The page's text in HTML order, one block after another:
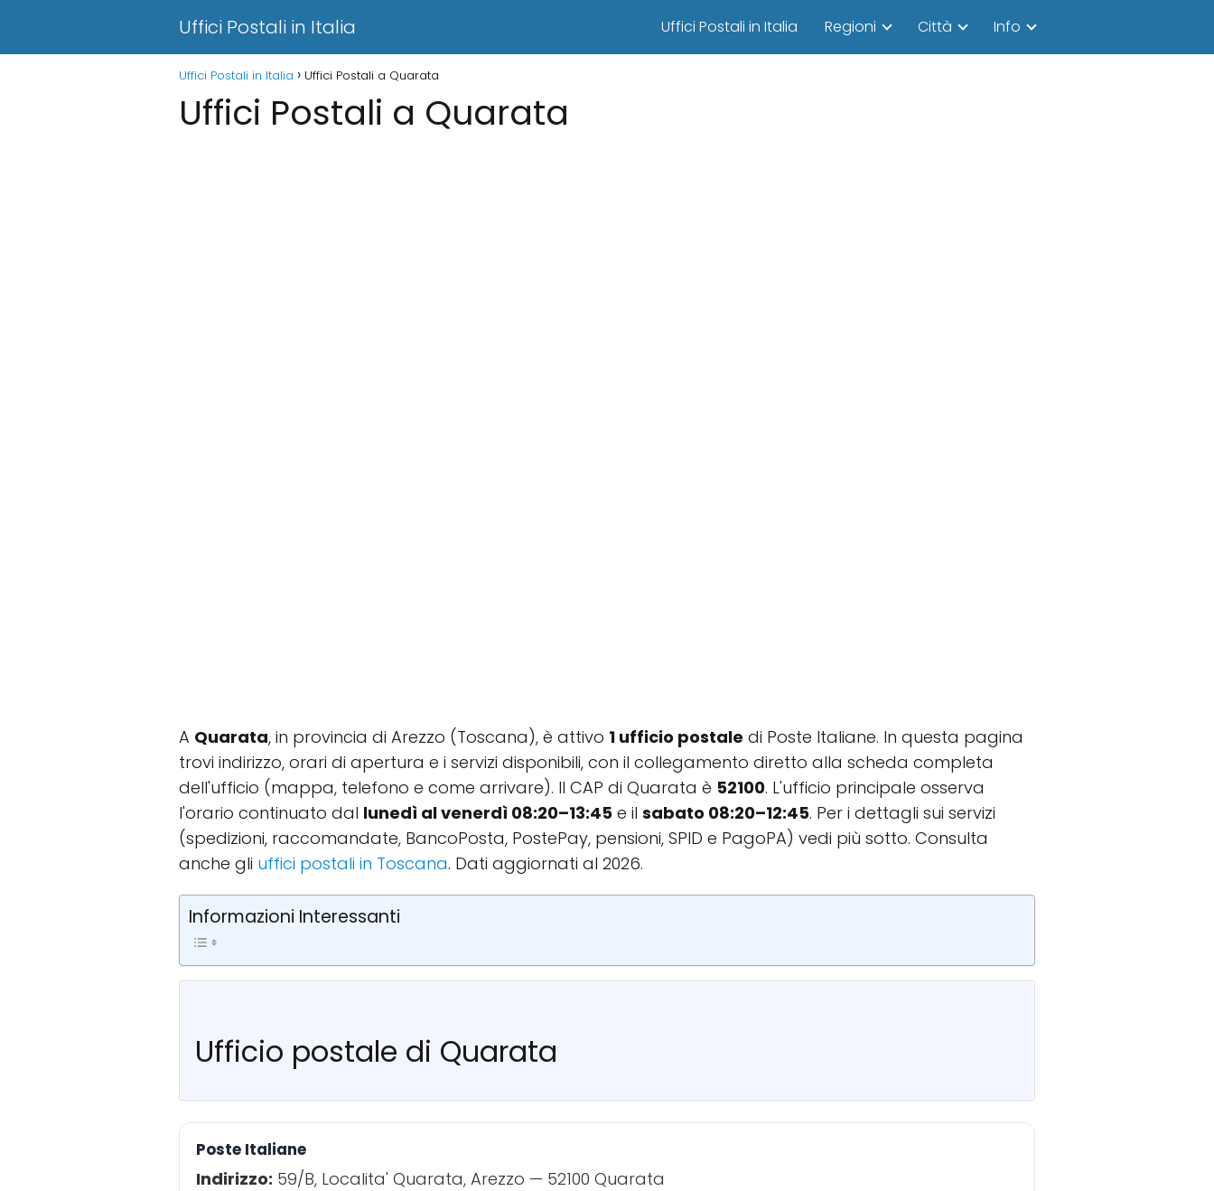
Uffici Postali in Italia Uffici Postali in Italia Regioni Città Info
Uffici Postali in Italia Uffici Postali a Quarata
Uffici Postali a Quarata
A Quarata, in provincia di Arezzo (Toscana), è attivo 1 ufficio postale di Poste Italiane. In questa pagina
trovi indirizzo, orari di apertura e i servizi disponibili, con il collegamento diretto alla scheda completa
dell'ufficio (mappa, telefono e come arrivare). Il CAP di Quarata è 52100. L'ufficio principale osserva
l'orario continuato dal lunedì al venerdì 08:20–13:45 e il sabato 08:20–12:45. Per i dettagli sui servizi
(spedizioni, raccomandate, BancoPosta, PostePay, pensioni, SPID e PagoPA) vedi più sotto. Consulta
anche gli uffici postali in Toscana. Dati aggiornati al 2026.
Informazioni Interessanti
Ufficio postale di Quarata
Poste Italiane
Indirizzo: 59/B, Localita' Quarata, Arezzo — 52100 Quarata